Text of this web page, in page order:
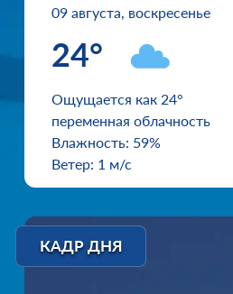
09 августа, воскресенье
24°
Ощущается как 24°
переменная облачность
Влажность: 59%
Ветер: 1 м/с
КАДР ДНЯ